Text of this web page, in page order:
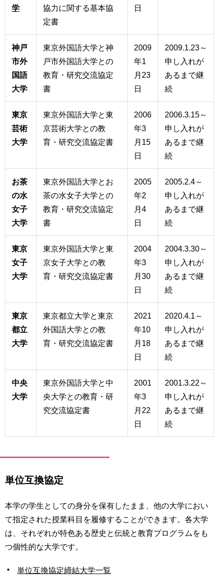
学
協力に関する基本協
定書
日
神戸
市外
国語
大学
東京外国語大学と神
戸市外国語大学との
教育・研究交流協定
書
2009
年1
月23
日
2009.1.23～
申し入れが
あるまで継
続
東京
芸術
大学
東京外国語大学と東
京芸術大学との教
育・研究交流協定書
2006
年3
月15
日
2006.3.15～
申し入れが
あるまで継
続
お茶
の水
女子
大学
東京外国語大学とお
茶の水女子大学との
教育・研究交流協定
書
2005
年2
月4
日
2005.2.4～
申し入れが
あるまで継
続
東京
女子
大学
東京外国語大学と東
京女子大学との教
育・研究交流協定書
2004
年3
月30
日
2004.3.30～
申し入れが
あるまで継
続
東京
都立
大学
東京都立大学と東京
外国語大学との教
育・研究交流協定書
2021
年10
月18
日
2020.4.1～
申し入れが
あるまで継
続
中央
大学
東京外国語大学と中
央大学との教育・研
究交流協定書
2001
年3
月22
日
2001.3.22～
申し入れが
あるまで継
続
単位互換協定
本学の学生としての身分を保有したまま、他の大学におい
て指定された授業科目を履修することができます。各大学
は、それぞれが特色ある歴史と伝統と教育プログラムをも
つ個性的な大学です。
単位互換協定締結大学一覧